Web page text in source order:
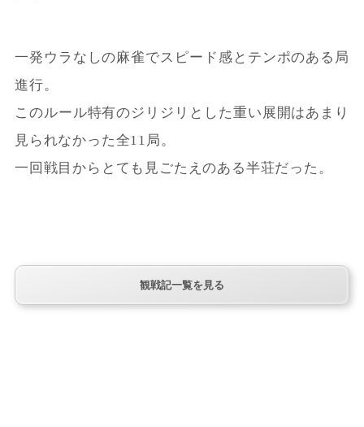
一発ウラなしの麻雀でスピード感とテンポのある局
進行。
このルール特有のジリジリとした重い展開はあまり
見られなかった全11局。
一回戦目からとても見ごたえのある半荘だった。
観戦記一覧を見る